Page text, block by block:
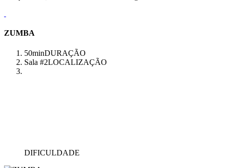
ZUMBA
50minDURAÇÃO
Sala #2LOCALIZAÇÃO
DIFICULDADE